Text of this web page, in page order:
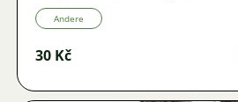
Andere
30 Kč